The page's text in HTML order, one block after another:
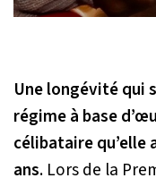
Une longévité qui
régime à base
célibataire qu’elle
ans. Lors de la